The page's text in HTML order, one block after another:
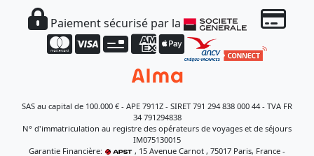
Paiement sécurisé par la
SAS au capital de 100.000 € - APE 7911Z - SIRET 791 294 838 000 44 - TVA FR
34 791294838
N° d'immatriculation au registre des opérateurs de voyages et de séjours
IM075130015
Garantie Financière:
, 15 Avenue Carnot , 75017 Paris, France -